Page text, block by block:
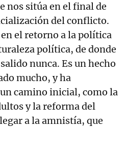
nos sitúa en el final de
del conflicto.
el retorno a la política
política, de donde
nunca. Es un hecho
mucho, y ha
camino inicial, como la
y la reforma del
a la amnistía, que